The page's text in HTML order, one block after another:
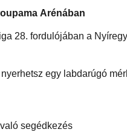
Arénában
28. fordulójában a
egy labdarúgó
segédkezés